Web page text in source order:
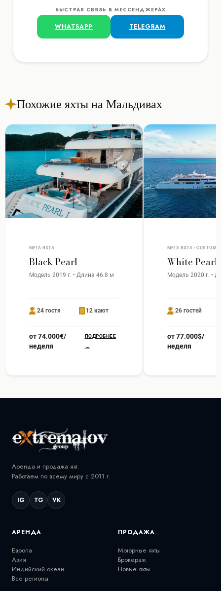
БЫСТРАЯ СВЯЗЬ В МЕССЕНДЖЕРАХ
WHATSAPP TELEGRAM
Похожие яхты на Мальдивах
МЕГА ЯХТА
Black Pearl
Модель 2019 г. • Длина 46.8 м
24 гостя 12 кают
от 74.000€/
неделя
ПОДРОБНЕЕ
→
МЕГА ЯХТА • CUSTOM
White Pearl
Модель 2020 г. •
26 гостей
от 77.000$/
неделя
Аренда и продажа яхт.
Работаем по всему миру с 2011 г.
IG TG VK
АРЕНДА
Европа
Азия
Индийский океан
Все регионы
ПРОДАЖА
Моторные яхты
Брокераж
Новые яхты